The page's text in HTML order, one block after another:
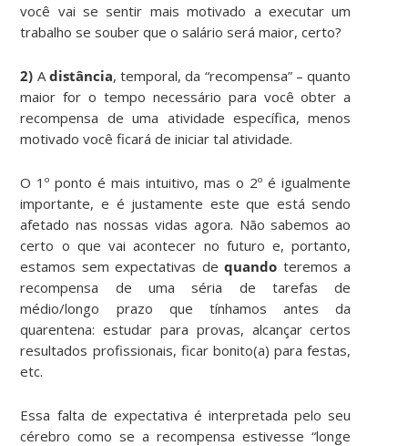
você vai se sentir mais motivado a executar um
trabalho se souber que o salário será maior, certo?
2) A distância, temporal, da “recompensa” – quanto
maior for o tempo necessário para você obter a
recompensa de uma atividade específica, menos
motivado você ficará de iniciar tal atividade.
O 1º ponto é mais intuitivo, mas o 2º é igualmente
importante, e é justamente este que está sendo
afetado nas nossas vidas agora. Não sabemos ao
certo o que vai acontecer no futuro e, portanto,
estamos sem expectativas dequando teremos a
recompensa de uma séria de tarefas de
médio/longo prazo que tínhamos antes da
quarentena: estudar para provas, alcançar certos
resultados profissionais, ficar bonito(a) para festas,
etc.
Essa falta de expectativa é interpretada pelo seu
cérebro como se a recompensa estivesse “longe